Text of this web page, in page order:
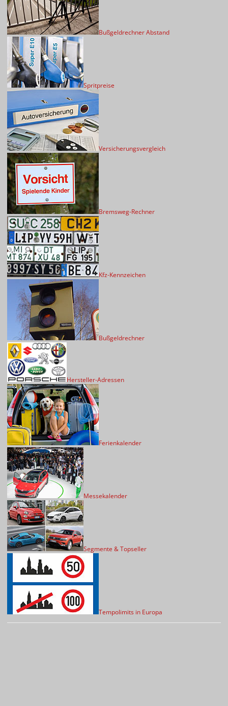
Bußgeldrechner Abstand
Spritpreise
Versicherungsvergleich
Bremsweg-Rechner
Kfz-Kennzeichen
Bußgeldrechner
Hersteller-Adressen
Ferienkalender
Messekalender
Segmente & Topseller
Tempolimits in Europa